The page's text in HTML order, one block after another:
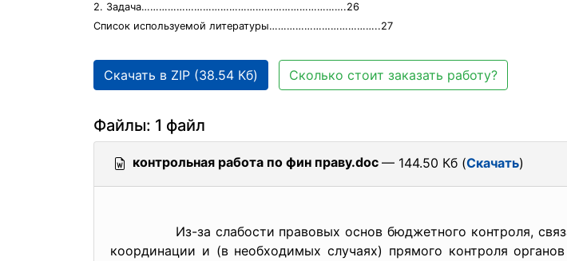
2. Задача…………………………………………………………….26
Список используемой литературы………………………………..27
Скачать в ZIP (38.54 Кб) Сколько стоит заказать работу?
Файлы: 1 файл
контрольная работа по фин праву.doc — 144.50 Кб (Скачать)
Из-за слабости правовых основ бюджетного контроля,
координации и (в необходимых случаях) прямого контроля